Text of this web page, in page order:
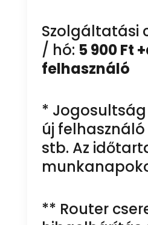
Szolgáltatási
/ hó: 5 900 Ft
felhasználó
*
új
stb. Az
** Router